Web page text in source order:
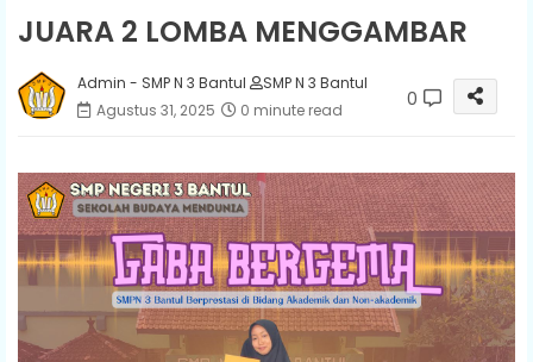
JUARA 2 LOMBA MENGGAMBAR
Admin - SMP N 3 Bantul
SMP N 3 Bantul
Agustus 31, 2025
0 minute read 0